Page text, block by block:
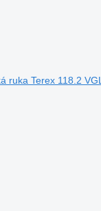
ruka Terex 118.2 VGL